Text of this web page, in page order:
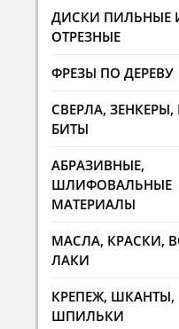
ДИСКИ ПИЛЬНЫЕ
ОТРЕЗНЫЕ
ФРЕЗЫ ПО ДЕРЕВУ
СВЕРЛА, ЗЕНКЕРЫ,
БИТЫ
АБРАЗИВНЫЕ,
ШЛИФОВАЛЬНЫЕ
МАТЕРИАЛЫ
МАСЛА, КРАСКИ,
ЛАКИ
КРЕПЕЖ, ШКАНТЫ,
ШПИЛЬКИ